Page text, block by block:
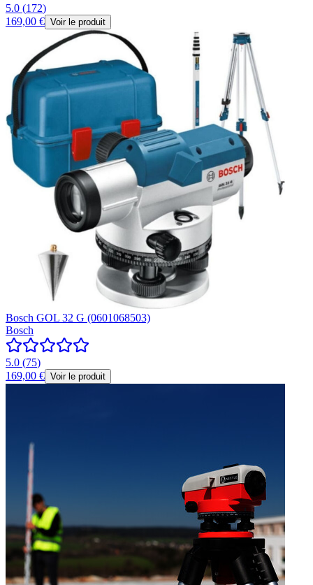
5.0 (172)
169,00 € Voir le produit
Bosch GOL 32 G (0601068503)
Bosch
5.0 (75)
169,00 € Voir le produit